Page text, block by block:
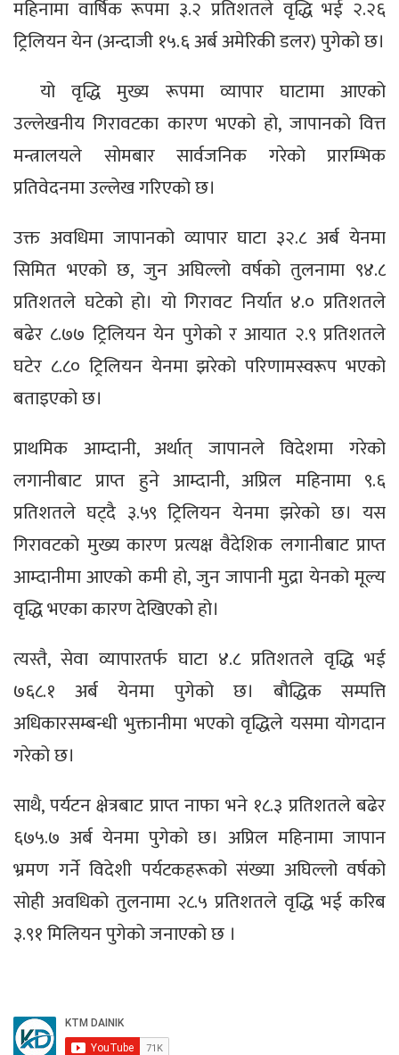
महिनामा वार्षिक रूपमा ३.२ प्रतिशतले वृद्धि भई २.२६
ट्रिलियन येन (अन्दाजी १५.६ अर्ब अमेरिकी डलर) पुगेको छ।
यो वृद्धि मुख्य रूपमा व्यापार घाटामा आएको
उल्लेखनीय गिरावटका कारण भएको हो, जापानको वित्त
मन्त्रालयले सोमबार सार्वजनिक गरेको प्रारम्भिक
प्रतिवेदनमा उल्लेख गरिएको छ।
उक्त अवधिमा जापानको व्यापार घाटा ३२.८ अर्ब येनमा
सिमित भएको छ, जुन अघिल्लो वर्षको तुलनामा ९४.८
प्रतिशतले घटेको हो। यो गिरावट निर्यात ४.० प्रतिशतले
बढेर ८.७७ ट्रिलियन येन पुगेको र आयात २.९ प्रतिशतले
घटेर ८.८० ट्रिलियन येनमा झरेको परिणामस्वरूप भएको
बताइएको छ।
प्राथमिक आम्दानी, अर्थात् जापानले विदेशमा गरेको
लगानीबाट प्राप्त हुने आम्दानी, अप्रिल महिनामा ९.६
प्रतिशतले घट्दै ३.५९ ट्रिलियन येनमा झरेको छ। यस
गिरावटको मुख्य कारण प्रत्यक्ष वैदेशिक लगानीबाट प्राप्त
आम्दानीमा आएको कमी हो, जुन जापानी मुद्रा येनको मूल्य
वृद्धि भएका कारण देखिएको हो।
त्यस्तै, सेवा व्यापारतर्फ घाटा ४.८ प्रतिशतले वृद्धि भई
७६८.१ अर्ब येनमा पुगेको छ। बौद्धिक सम्पत्ति
अधिकारसम्बन्धी भुक्तानीमा भएको वृद्धिले यसमा योगदान
गरेको छ।
साथै, पर्यटन क्षेत्रबाट प्राप्त नाफा भने १८.३ प्रतिशतले बढेर
६७५.७ अर्ब येनमा पुगेको छ। अप्रिल महिनामा जापान
भ्रमण गर्ने विदेशी पर्यटकहरूको संख्या अघिल्लो वर्षको
सोही अवधिको तुलनामा २८.५ प्रतिशतले वृद्धि भई करिब
३.९१ मिलियन पुगेको जनाएको छ ।